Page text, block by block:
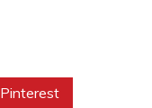
Pinterest